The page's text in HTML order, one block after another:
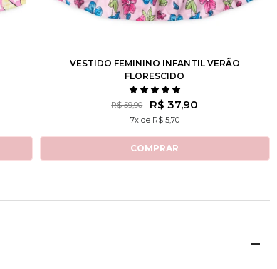
VESTIDO FEMININO INFANTIL VERÃO
FLORESCIDO
R$ 59,90 R$ 37,90
7x de R$ 5,70
COMPRAR